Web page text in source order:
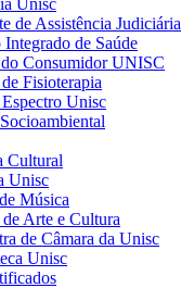
de Assistência Judiciária
Integrado de Saúde
Consumidor UNISC
Fisioterapia
Unisc
Cultural
Unisc
Música
Arte e Cultura
de Câmara da Unisc
Unisc